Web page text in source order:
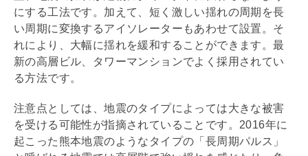
にする工法です。加えて、短く激しい揺れの周期を長
い周期に変換するアイソレーターもあわせて設置。そ
れにより、大幅に揺れを緩和することができます。最
新の高層ビル、タワーマンションでよく採用されてい
る方法です。
注意点としては、地震のタイプによっては大きな被害
を受ける可能性が指摘されていることです。2016年に
起こった熊本地震のようなタイプの「長周期パルス」